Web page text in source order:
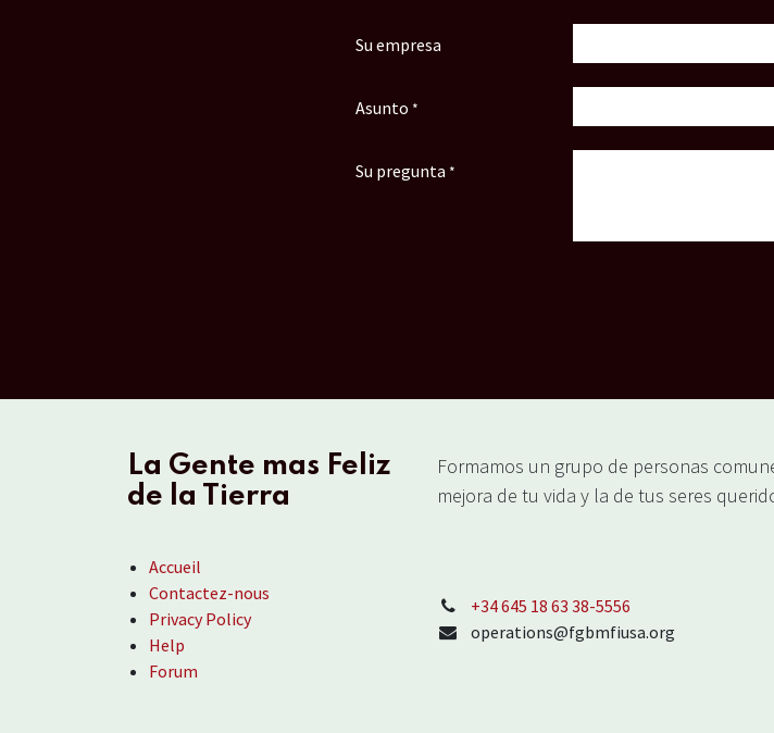
Su empresa
Asunto *
Su pregunta *
La Gente mas Feliz
de la Tierra
Formamos un grupo de personas
mejora de tu vida y la de tus seres
Accueil
Contactez-nous
Privacy Policy
Help
Forum
‪+34 645 18 63 38‬-5556
operations@fgbmfiusa.org